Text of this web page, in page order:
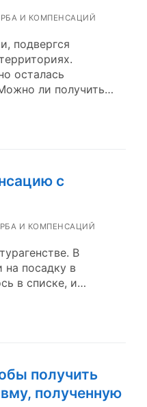
И КОМПЕНСАЦИЙ
подвергся
осталась
ли получить…
с
И КОМПЕНСАЦИЙ
В
на посадку в
в списке, и…
получить
полученную